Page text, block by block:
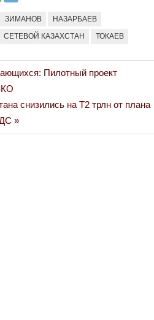
ЗИМАНОВ НАЗАРБАЕВ
СЕТЕВОЙ КАЗАХСТАН ТОКАЕВ
Пилотный проект
снизились на Т2 трлн от плана